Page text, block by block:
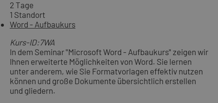
2 Tage
1 Standort
Word - Aufbaukurs
Kurs-ID:7WA
In dem Seminar "Microsoft Word - Aufbaukurs" zeigen wir
Ihnen erweiterte Möglichkeiten von Word. Sie lernen
unter anderem, wie Sie Formatvorlagen effektiv nutzen
können und große Dokumente übersichtlich erstellen
und gliedern.